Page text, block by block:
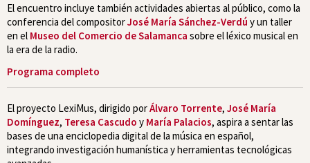
El encuentro incluye también actividades abiertas al público, como la
conferencia del compositorJosé María Sánchez-Verdú y un taller
en el Museo del Comercio de Salamanca sobre el léxico musical en
la era de la radio.
Programa completo
El proyecto LexiMus, dirigido porÁlvaro Torrente, José María
Domínguez, Teresa Cascudo y María Palacios, aspira a sentar las
bases de una enciclopedia digital de la música en español,
integrando investigación humanística y herramientas tecnológicas